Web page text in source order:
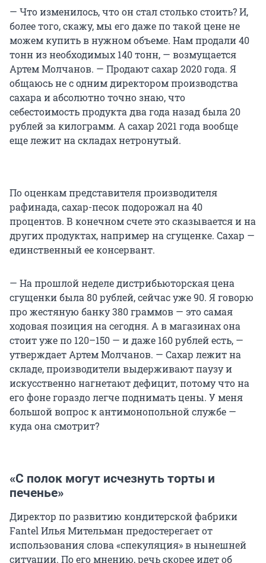
— Что изменилось, что он стал столько стоить? И,
более того, скажу, мы его даже по такой цене не
можем купить в нужном объеме. Нам продали 40
тонн из необходимых 140 тонн, — возмущается
Артем Молчанов. — Продают сахар 2020 года. Я
общаюсь не с одним директором производства
сахара и абсолютно точно знаю, что
себестоимость продукта два года назад была 20
рублей за килограмм. А сахар 2021 года вообще
еще лежит на складах нетронутый.
По оценкам представителя производителя
рафинада, сахар-песок подорожал на 40
процентов. В конечном счете это сказывается и на
других продуктах, например на сгущенке. Сахар —
единственный ее консервант.
— На прошлой неделе дистрибьюторская цена
сгущенки была 80 рублей, сейчас уже 90. Я говорю
про жестяную банку 380 граммов — это самая
ходовая позиция на сегодня. А в магазинах она
стоит уже по 120–150 — и даже 160 рублей есть, —
утверждает Артем Молчанов. — Сахар лежит на
складе, производители выдерживают паузу и
искусственно нагнетают дефицит, потому что на
его фоне гораздо легче поднимать цены. У меня
большой вопрос к антимонопольной службе —
куда она смотрит?
«С полок могут исчезнуть торты и
печенье»
Директор по развитию кондитерской фабрики
Fantel Илья Мительман предостерегает от
использования слова «спекуляция» в нынешней
ситуации. По его мнению, речь скорее идет об